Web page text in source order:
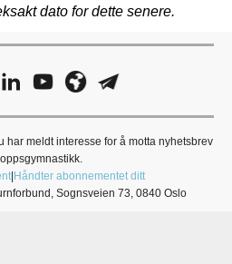
dato for dette senere.
har meldt interesse for å motta nyhetsbrev
| Håndter abonnementet ditt
Sognsveien 73, 0840 Oslo